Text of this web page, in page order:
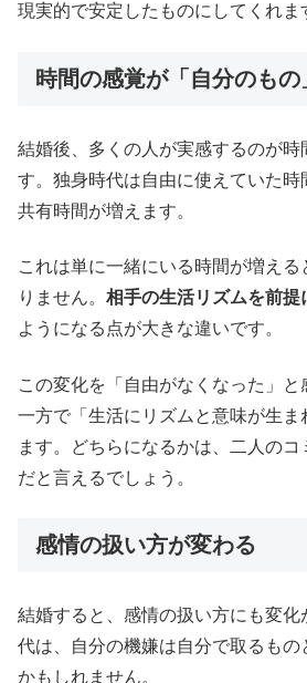
現実的で安定したものにしてくれま
時間の感覚が「自分のも
結婚後、多くの人が実感するのが時
す。独身時代は自由に使えていた時
共有時間が増えます。
これは単に一緒にいる時間が増え
りません。 相手の生活リズムを前提
ようになる点が大きな違いです。
この変化を「自由がなくなった」と
一方で「生活にリズムと意味が生ま
ます。どちらになるかは、二人の
だと言えるでしょう。
感情の扱い方が変わる
結婚すると、感情の扱い方にも変
代は、自分の機嫌は自分で取るもの
かもしれません。